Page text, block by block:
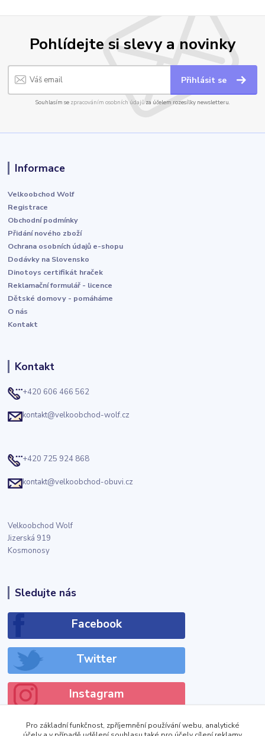
Pohlídejte si slevy a novinky
Přihlásit se
Souhlasím se zpracováním osobních údajůza účelem rozesílky newsletteru.
Informace
Velkoobchod Wolf
Registrace
Obchodní podmínky
Přidání nového zboží
Ochrana osobních údajů e-shopu
Dodávky na Slovensko
Dinotoys certifikát hraček
Reklamační formulář - licence
Dětské domovy - pomáháme
O nás
Kontakt
Kontakt
+420 606 466 562
kontakt@velkoobchod-wolf.cz
+420 725 924 868
kontakt@velkoobchod-obuvi.cz
Velkoobchod Wolf
Jizerská 919
Kosmonosy
Sledujte nás
Facebook
Twitter
Instagram
Pro základní funkčnost, zpříjemnění používání webu, analytické